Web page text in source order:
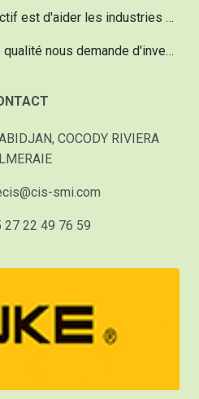
Depuis 20 ans, notre objectif est d'aider les industries dans le domaine de la maintenance vu qu'un réel besoin existe.
Notre politique assurance qualité nous demande d'investir chaque année 20% de notre chiffre d'affaire pour acquérir du matériel d'une technologie de pointe, performant et innovant.
COCODY RIVIERA
smi.com
27 22 49 76 59